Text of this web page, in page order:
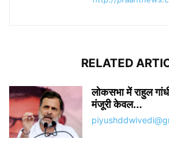
RELATED
लोकसभा में राहुल
मंजूरी केवल...